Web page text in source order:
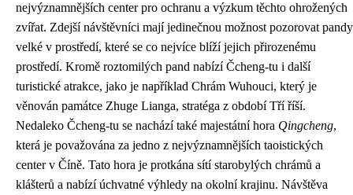
nejvýznamnějších center pro ochranu a výzkum těchto ohrožených
zvířat. Zdejší návštěvníci mají jedinečnou možnost pozorovat pandy
velké v prostředí, které se co nejvíce blíží jejich přirozenému
prostředí. Kromě roztomilých pand nabízí Čcheng-tu i další
turistické atrakce, jako je například Chrám Wuhouci, který je
věnován památce Zhuge Lianga, stratéga z období Tří říší.
Nedaleko Čcheng-tu se nachází také majestátní hora Qingcheng,
která je považována za jedno z nejvýznamnějších taoistických
center v Číně. Tato hora je protkána sítí starobylých chrámů a
klášterů a nabízí úchvatné výhledy na okolní krajinu. Návštěva